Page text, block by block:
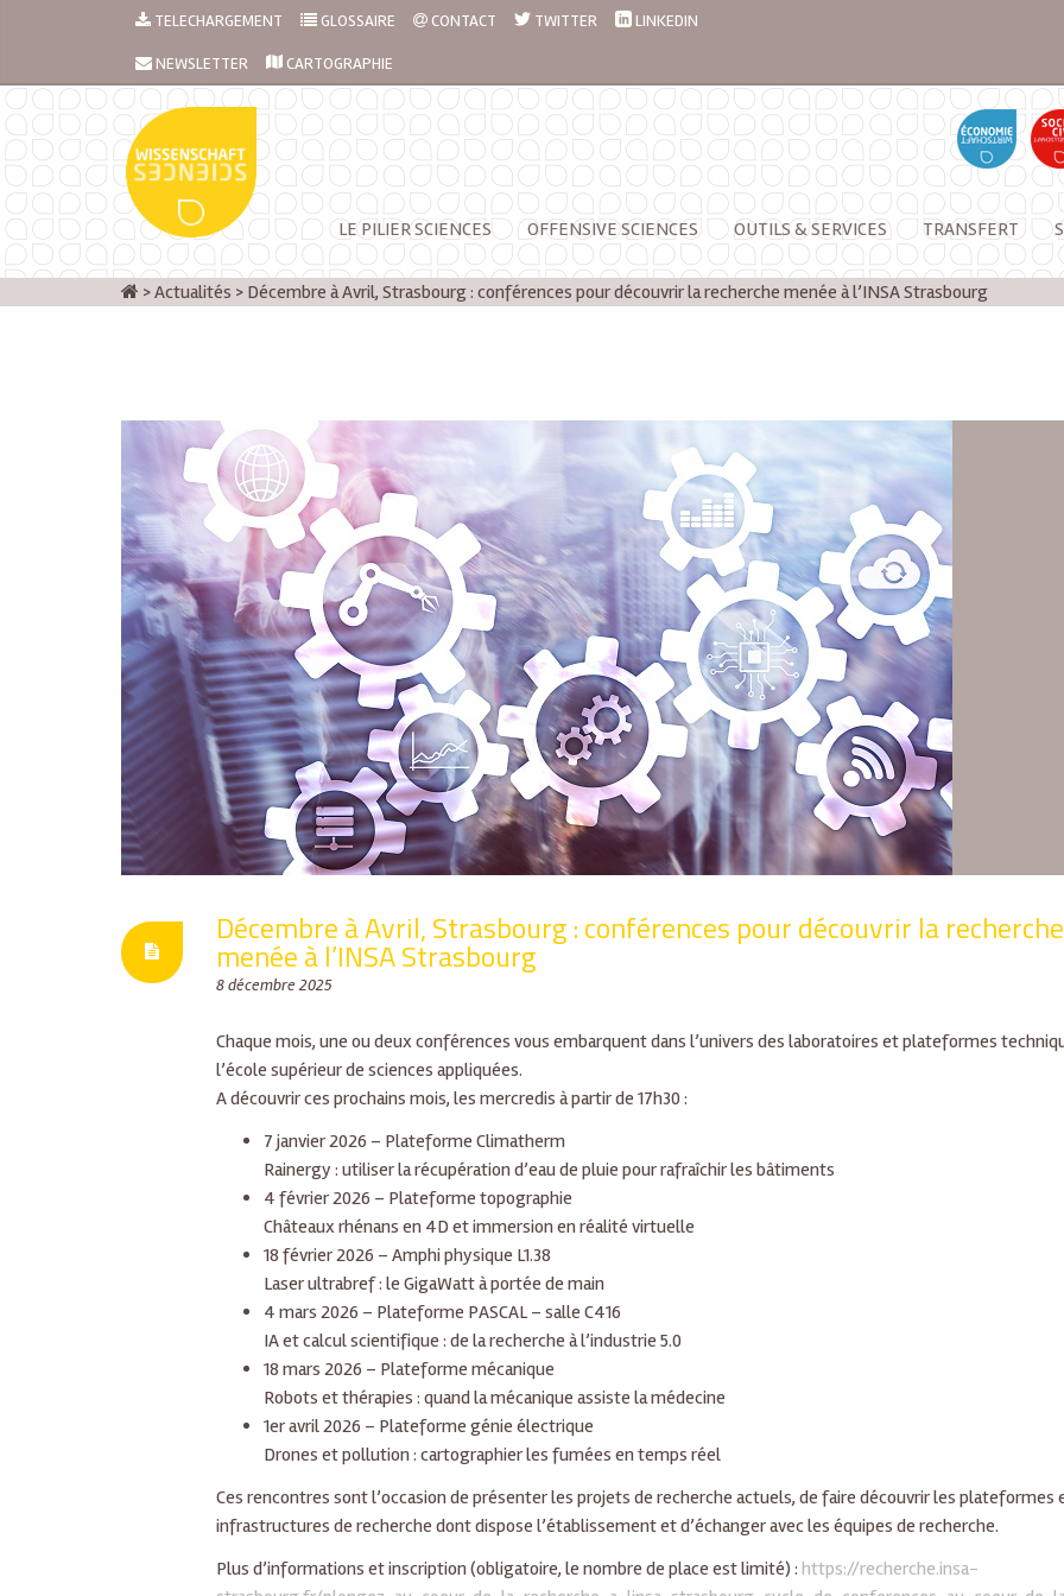
TELECHARGEMENT GLOSSAIRE CONTACT TWITTER LINKEDIN
NEWSLETTER CARTOGRAPHIE
LE PILIER SCIENCES OFFENSIVE SCIENCES OUTILS & SERVICES TRANSFERT
>Actualités > Décembre à Avril, Strasbourg : conférences pour découvrir la recherche menée à l’INSA Strasbourg
Décembre à Avril, Strasbourg : conférences pour découvrir la recherche
menée à l’INSA Strasbourg
8 décembre 2025
Chaque mois, une ou deux conférences vous embarquent dans l’univers des laboratoires et plateformes
l’école supérieur de sciences appliquées.
A découvrir ces prochains mois, les mercredis à partir de 17h30 :
7 janvier 2026 – Plateforme Climatherm
Rainergy : utiliser la récupération d’eau de pluie pour rafraîchir les bâtiments
4 février 2026 – Plateforme topographie
Châteaux rhénans en 4D et immersion en réalité virtuelle
18 février 2026 – Amphi physique L1.38
Laser ultrabref : le GigaWatt à portée de main
4 mars 2026 – Plateforme PASCAL – salle C416
IA et calcul scientifique : de la recherche à l’industrie 5.0
18 mars 2026 – Plateforme mécanique
Robots et thérapies : quand la mécanique assiste la médecine
1er avril 2026 – Plateforme génie électrique
Drones et pollution : cartographier les fumées en temps réel
Ces rencontres sont l’occasion de présenter les projets de recherche actuels, de faire découvrir les plateformes
infrastructures de recherche dont dispose l’établissement et d’échanger avec les équipes de recherche.
Plus d’informations et inscription (obligatoire, le nombre de place est limité) : https://recherche.insa-